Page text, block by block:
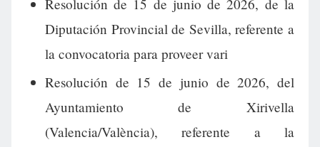
Resolución de 15 de junio de 2026, de la
Diputación Provincial de Sevilla, referente a
la convocatoria para proveer vari
Resolución de 15 de junio de 2026, del
Ayuntamiento de Xirivella
(Valencia/València), referente a la